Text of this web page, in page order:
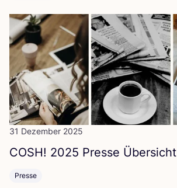
31 Dezember 2025
COSH! 2025 Pres­se Übersicht
Presse